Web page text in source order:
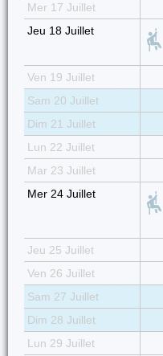
Mer 17 Juillet
Jeu 18 Juillet
Ven 19 Juillet
Sam 20 Juillet
Dim 21 Juillet
Lun 22 Juillet
Mar 23 Juillet
Mer 24 Juillet
Jeu 25 Juillet
Ven 26 Juillet
Sam 27 Juillet
Dim 28 Juillet
Lun 29 Juillet